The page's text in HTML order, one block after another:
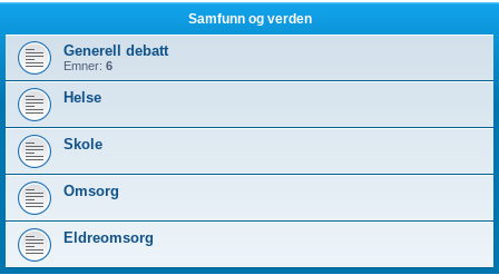
Samfunn og verden
Generell debatt
Emner: 6
Helse
Skole
Omsorg
Eldreomsorg